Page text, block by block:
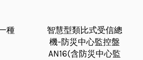
種
智慧型類比式受信總
機-防災中心監控盤
AN16(含防災中心監